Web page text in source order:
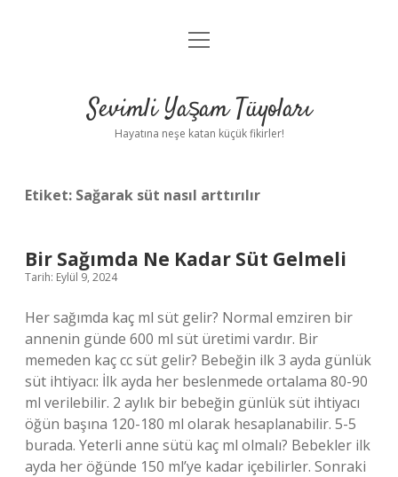
Anasayfa
Yasal Uyarı
menüyü
Sevimli Yaşam Tüyoları
Hayatına neşe katan küçük fikirler!
Etiket: Sağarak süt nasıl arttırılır
Bir Sağımda Ne Kadar Süt Gelmeli
Tarih: Eylül 9, 2024
Her sağımda kaç ml süt gelir? Normal emziren bir
annenin günde 600 ml süt üretimi vardır. Bir
memeden kaç cc süt gelir? Bebeğin ilk 3 ayda günlük
süt ihtiyacı: İlk ayda her beslenmede ortalama 80-90
ml verilebilir. 2 aylık bir bebeğin günlük süt ihtiyacı
öğün başına 120-180 ml olarak hesaplanabilir. 5-5
burada. Yeterli anne sütü kaç ml olmalı? Bebekler ilk
ayda her öğünde 150 ml’ye kadar içebilirler. Sonraki